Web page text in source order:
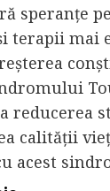
speranțe
terapii mai
reducerea
calității
acest